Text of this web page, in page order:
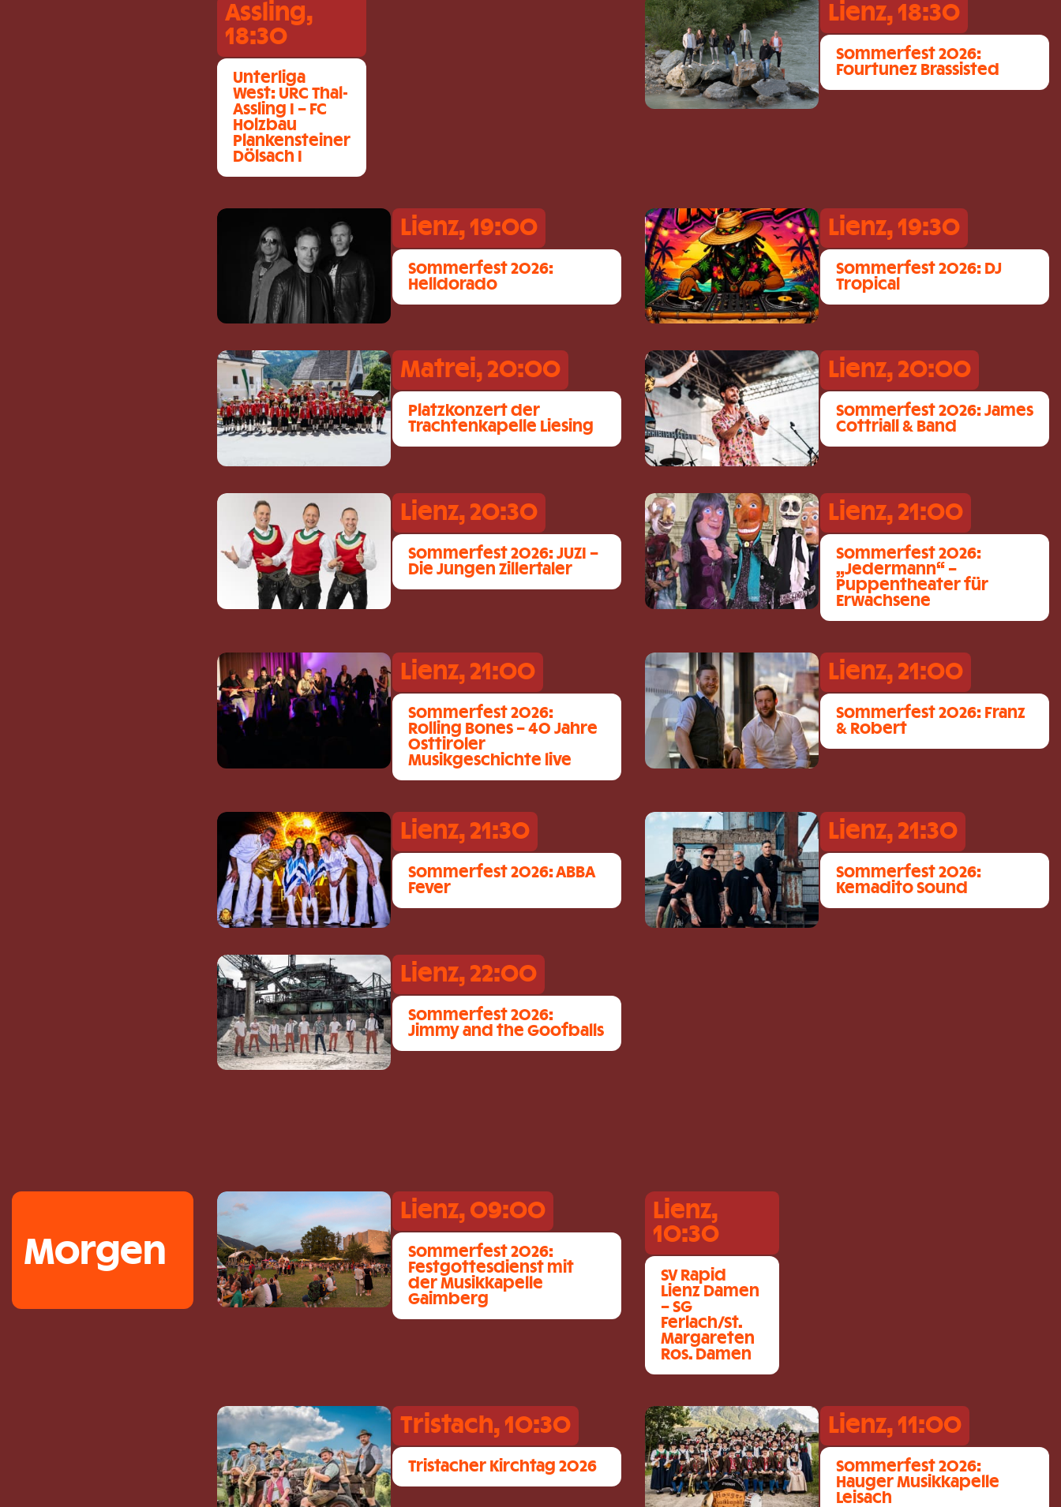
Assling,
18:30
Unterliga
West: URC Thal-
Assling I – FC
Holzbau
Plankensteiner
Dölsach I
Lienz, 18:30
Sommerfest 2026:
Fourtunez Brassisted
Lienz, 19:00
Sommerfest 2026:
Helldorado
Lienz, 19:30
Sommerfest 2026: DJ
Tropical
Matrei, 20:00
Platzkonzert der
Trachtenkapelle Liesing
Lienz, 20:00
Sommerfest 2026: James
Cottriall & Band
Lienz, 20:30
Sommerfest 2026: JUZI –
Die Jungen Zillertaler
Lienz, 21:00
Sommerfest 2026:
„Jedermann“ –
Puppentheater für
Erwachsene
Lienz, 21:00
Sommerfest 2026:
Rolling Bones – 40 Jahre
Osttiroler
Musikgeschichte live
Lienz, 21:00
Sommerfest 2026: Franz
& Robert
Lienz, 21:30
Sommerfest 2026: ABBA
Fever
Lienz, 21:30
Sommerfest 2026:
Kemadito Sound
Lienz, 22:00
Sommerfest 2026:
Jimmy and the Goofballs
Morgen
Lienz, 09:00
Sommerfest 2026:
Festgottesdienst mit
der Musikkapelle
Gaimberg
Lienz,
10:30
SV Rapid
Lienz Damen
– SG
Ferlach/St.
Margareten
Ros. Damen
Tristach, 10:30
Tristacher Kirchtag 2026
Lienz, 11:00
Sommerfest 2026:
Hauger Musikkapelle
Leisach